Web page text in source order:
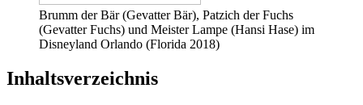
Brumm der Bär (Gevatter Bär), Patzich der Fuchs
(Gevatter Fuchs) und Meister Lampe (Hansi Hase) im
Disneyland Orlando (Florida 2018)
Inhaltsverzeichnis